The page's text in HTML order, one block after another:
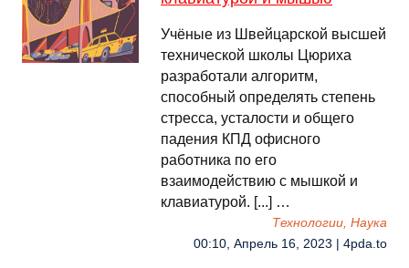
Учёные из Швейцарской высшей
технической школы Цюриха
разработали алгоритм,
способный определять степень
стресса, усталости и общего
падения КПД офисного
работника по его
взаимодействию с мышкой и
клавиатурой. [...] …
Технологии, Наука
00:10, Апрель 16, 2023 | 4pda.to